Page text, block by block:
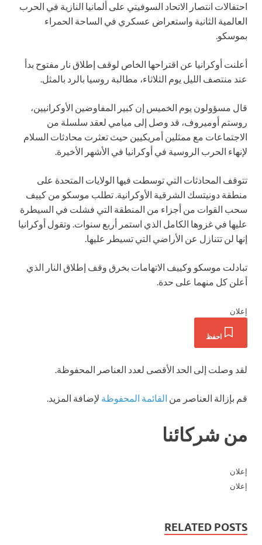
احتفالات انتصار الاتحاد السوفيتي على ألمانيا النازية في الحرب
العالمية الثانية واستعراض عسكري في الساحة الحمراء
بموسكو.
أعلنت أوكرانيا عن اقتراحها الخاص لوقف إطلاق نار مفتوح بدأ
عند منتصف الليل يوم الثلاثاء، مطالبة روسيا بالرد بالمثل.
قال مسؤولون يوم الخميس إن كبير المفاوضين الأوكرانيين،
روستم أوميروف، قد وصل إلى ميامي لعقد سلسلة من
الاجتماعات مع ممثلين أمريكيين حيث تعثرت محادثات السلام
لإنهاء الحرب الروسية في أوكرانيا في الأشهر الأخيرة.
تتوقف المحادثات التي توسطت فيها الولايات المتحدة على
منطقة دونيتسك الشرقية الأوكرانية. تطلب موسكو من كييف
سحب القوات من أجزاء من المنطقة التي فشلت في السيطرة
عليها في غزوها الكامل الذي استمر أربع سنوات. وتقول أوكرانيا
إنها لن تتنازل عن الأراضي التي تسيطر عليها.
تبادلت موسكو وكييف الاتهامات بخرق وقف إطلاق النار الذي
أعلن كل منهما على حدة.
إعلان
احفظ
لقد وصلت إلى الحد الأقصى لعدد العناصر المحفوظة.
قم بإزالة العناصر من القائمة المحفوظة لإضافة المزيد.
من شركائنا
إعلان
إعلان
RELATED POSTS